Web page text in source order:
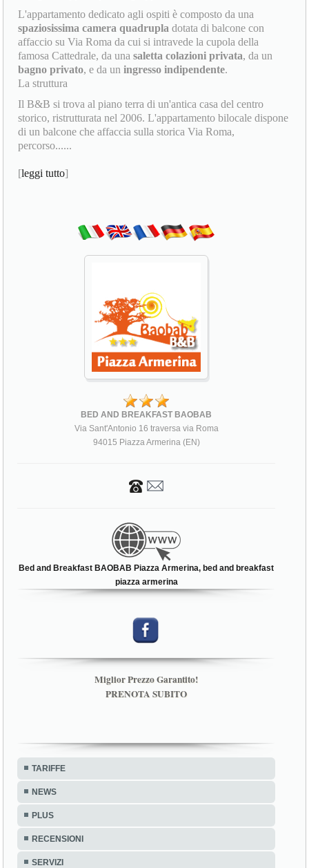
L'appartamento dedicato agli ospiti è composto da una
spaziosissima camera quadrupla dotata di balcone con
affaccio su Via Roma da cui si intravede la cupola della
famosa Cattedrale, da unasaletta colazioni privata, da un
bagno privato, e da uningresso indipendente.
La struttura
Il B&B si trova al piano terra di un'antica casa del centro
storico, ristrutturata nel 2006. L'appartamento bilocale dispone
di un balcone che affaccia sulla storica Via Roma,
percorso......
[leggi tutto]
BED AND BREAKFAST BAOBAB
Via Sant'Antonio 16 traversa via Roma
94015 Piazza Armerina (EN)
Bed and Breakfast BAOBAB Piazza Armerina, bed and breakfast
piazza armerina
Miglior Prezzo Garantito!
PRENOTA SUBITO
TARIFFE
NEWS
PLUS
RECENSIONI
SERVIZI